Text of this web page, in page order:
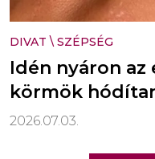
DIVAT \ SZÉPSÉG
Idén nyáron
körmök
2026.07.03.